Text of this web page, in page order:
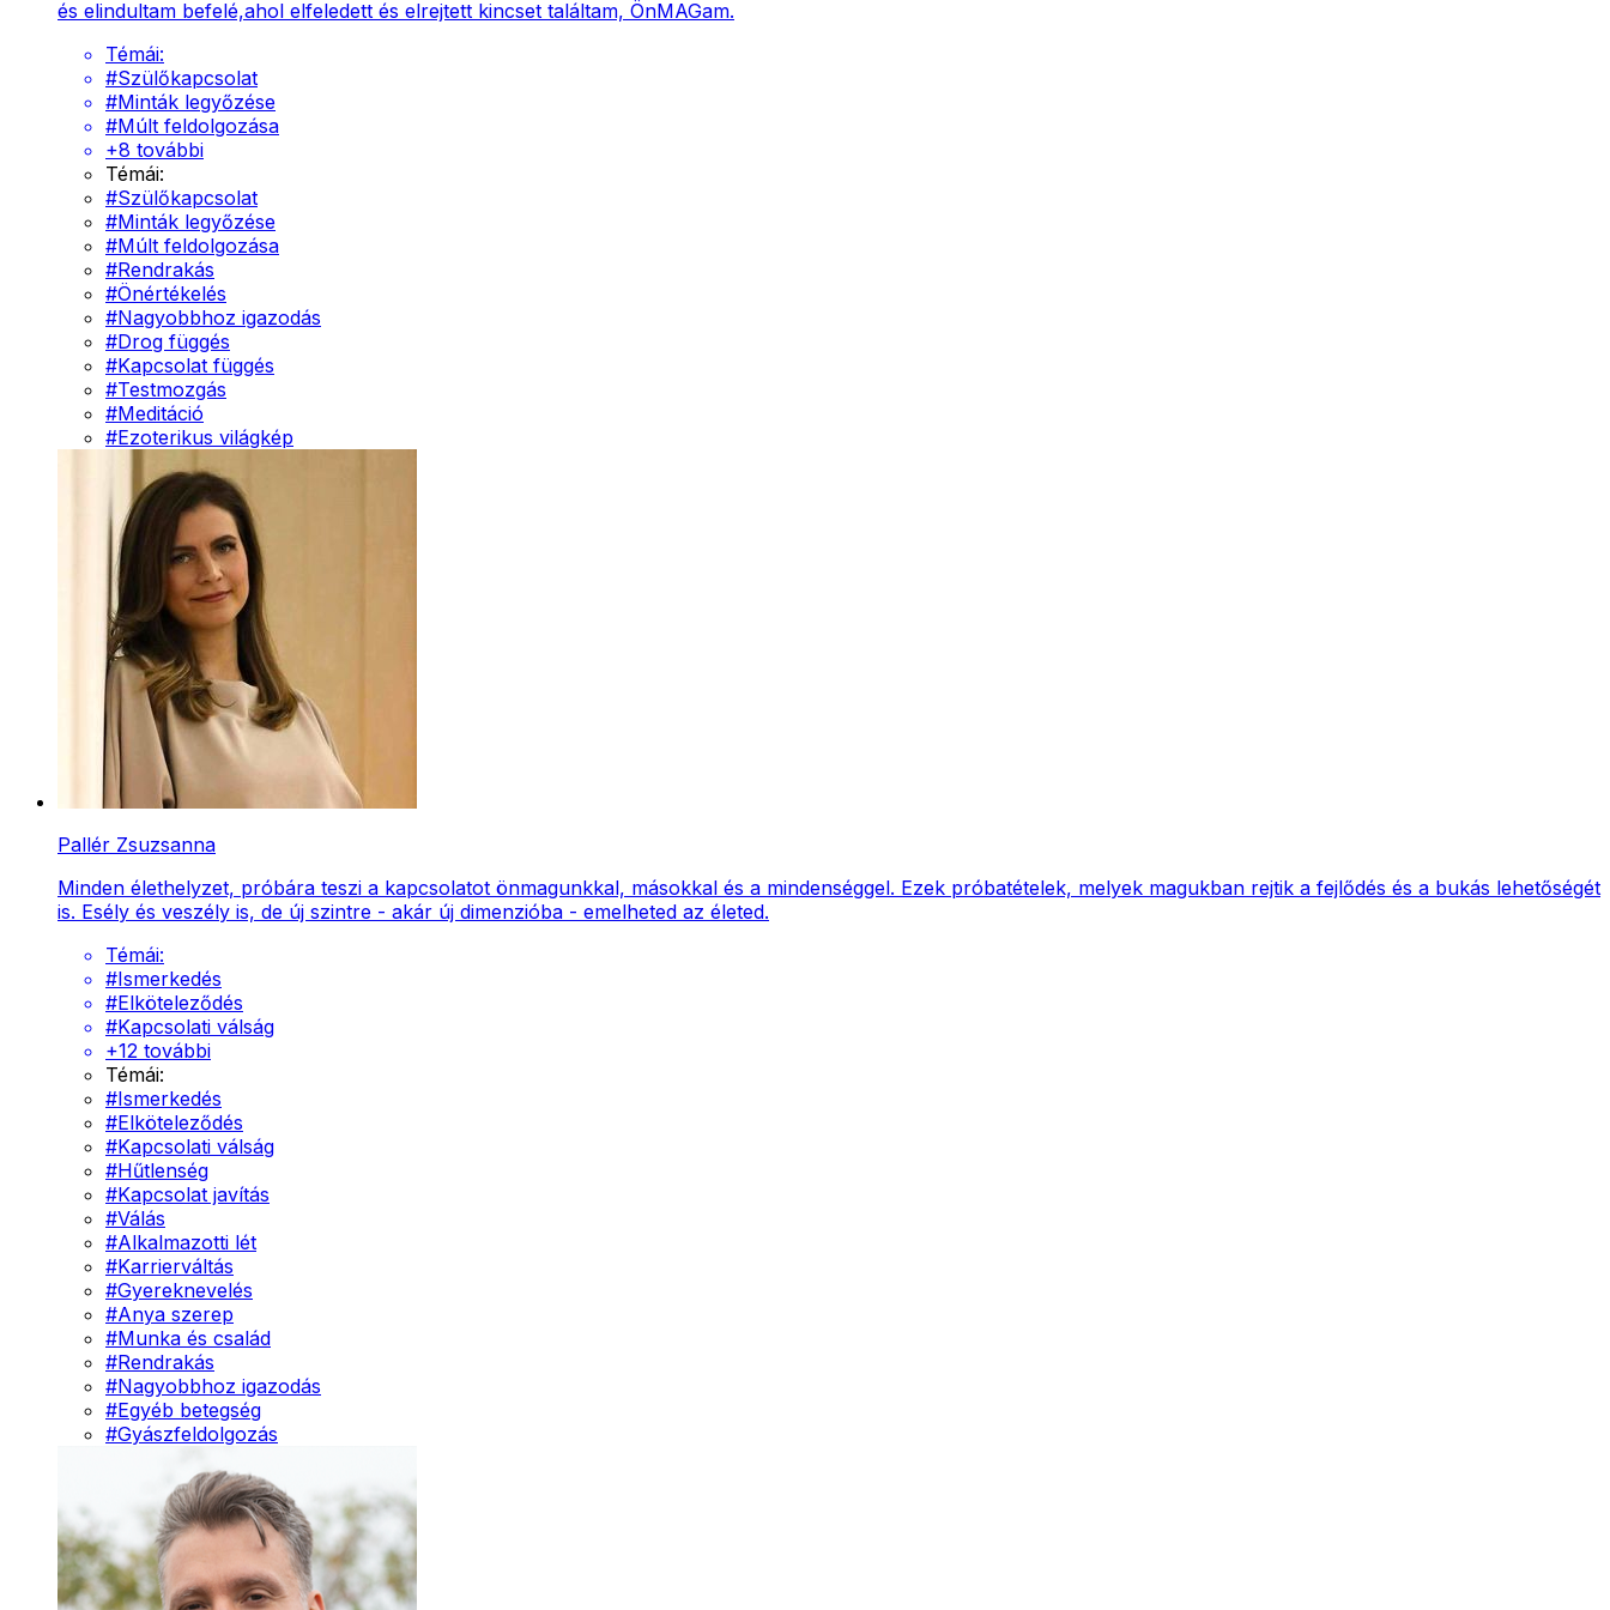
és elindultam befelé,ahol elfeledett és elrejtett kincset találtam, ÖnMAGam.
Témái:
#Szülőkapcsolat
#Minták legyőzése
#Múlt feldolgozása
+8 további
Témái:
#Szülőkapcsolat
#Minták legyőzése
#Múlt feldolgozása
#Rendrakás
#Önértékelés
#Nagyobbhoz igazodás
#Drog függés
#Kapcsolat függés
#Testmozgás
#Meditáció
#Ezoterikus világkép
Pallér Zsuzsanna
Minden élethelyzet, próbára teszi a kapcsolatot önmagunkkal, másokkal és a mindenséggel. Ezek próbatételek, melyek magukban rejtik a fejlődés és a bukás lehetőségét
is. Esély és veszély is, de új szintre - akár új dimenzióba - emelheted az életed.
Témái:
#Ismerkedés
#Elköteleződés
#Kapcsolati válság
+12 további
Témái:
#Ismerkedés
#Elköteleződés
#Kapcsolati válság
#Hűtlenség
#Kapcsolat javítás
#Válás
#Alkalmazotti lét
#Karrierváltás
#Gyereknevelés
#Anya szerep
#Munka és család
#Rendrakás
#Nagyobbhoz igazodás
#Egyéb betegség
#Gyászfeldolgozás